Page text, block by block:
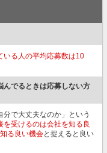
いる人の平均応募数は10
んでるときは応募しない方
分で大丈夫なのか」という
を受けるのは会社を知る良
る良い機会と捉えると良い